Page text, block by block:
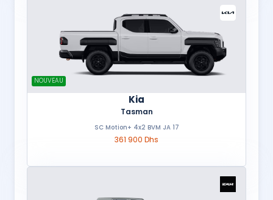
NOUVEAU
Kia
Tasman
SC Motion+ 4x2 BVM JA 17
361 900 Dhs